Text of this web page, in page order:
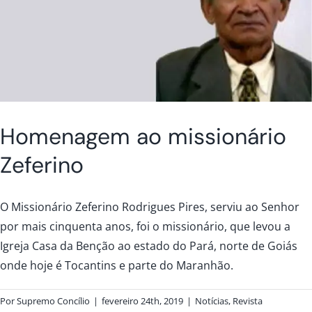
Homenagem ao missionário
Zeferino
O Missionário Zeferino Rodrigues Pires, serviu ao Senhor
por mais cinquenta anos, foi o missionário, que levou a
Igreja Casa da Benção ao estado do Pará, norte de Goiás
onde hoje é Tocantins e parte do Maranhão.
PorSupremo Concílio | fevereiro 24th, 2019 | Notícias, Revista